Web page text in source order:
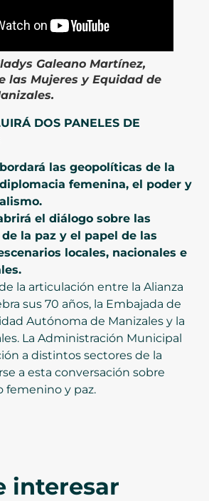
Galeano Martínez,
las Mujeres y Equidad de
DOS PANELES DE
las geopolíticas de la
femenina, el poder y
el diálogo sobre las
la paz y el papel de las
locales, nacionales e
la articulación entre la Alianza
sus 70 años, la Embajada de
Autónoma de Manizales y la
La Administración Municipal
a distintos sectores de la
a esta conversación sobre
femenino y paz.
interesar